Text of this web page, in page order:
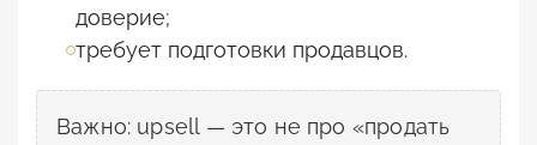
доверие;
требует подготовки продавцов.
Важно: upsell — это не про «продать